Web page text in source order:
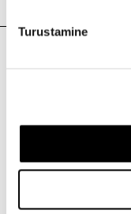
Turustamine
I.L.U. Rocca al Mare